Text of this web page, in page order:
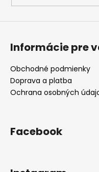
Informácie pre
Obchodné podmienky
Doprava a platba
Ochrana osobných
Facebook